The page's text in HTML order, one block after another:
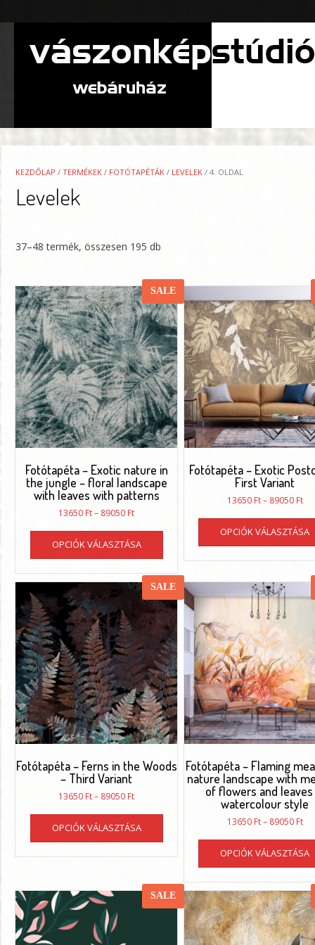
to
KEZDŐLAP / TERMÉKEK / FOTÓTAPÉTÁK / LEVELEK / 4. OLDAL
Levelek
37–48 termék, összesen 195 db
SALE
Fotótapéta – Exotic nature in
the jungle – floral landscape
with leaves with patterns
13650 Ft– 89050 FtÁrtartomány:
89050 Ft
OPCIÓK VÁLASZTÁSA
Ennek
terméknek
több
variációja
van.
A
változatok
a
termékoldalon
választhatók
ki
Fotótapéta – Exotic
First Variant
13650 Ft– 89050 Ft
OPCIÓK VÁLASZTÁSA
SALE
Fotótapéta – Ferns in the Woods
– Third Variant
13650 Ft– 89050 FtÁrtartomány:
89050 Ft
OPCIÓK VÁLASZTÁSA
Ennek
terméknek
több
van.
változatok
Fotótapéta – Flaming
nature landscape with
of flowers and leaves
watercolour style
13650 Ft– 89050 Ft
OPCIÓK VÁLASZTÁSA
SALE